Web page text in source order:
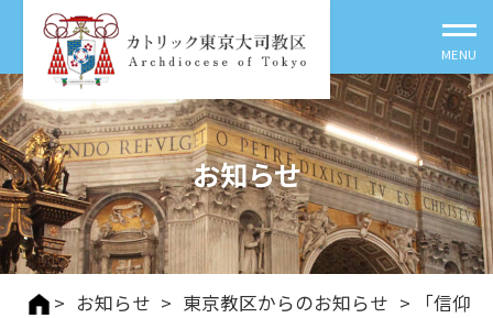
お知らせ
> お知らせ > 東京教区からのお知らせ > 「信仰